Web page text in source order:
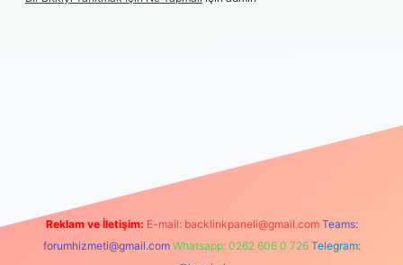
Reklam ve İletişim: E-mail: backlinkpaneli@gmail.com Teams:
forumhizmeti@gmail.com Whatsapp: 0262 606 0 726 Telegram: